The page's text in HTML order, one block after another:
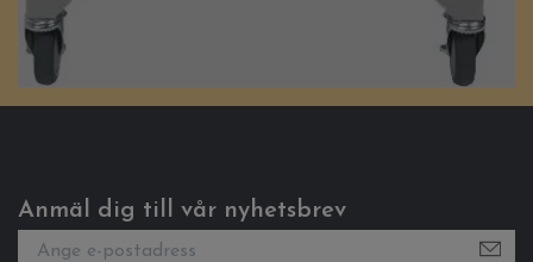
Anmäl dig till vår nyhetsbrev